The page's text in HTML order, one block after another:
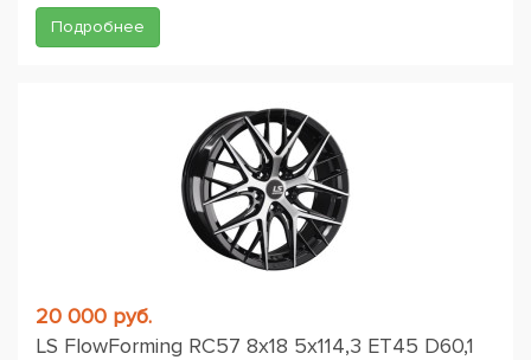
Подробнее
20 000 руб.
LS FlowForming RC57 8x18 5x114,3 ET45 D60,1